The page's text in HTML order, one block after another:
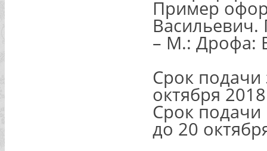
Пример
Васильевич.
– М.: Дрофа:
Срок подачи
октября
Срок подачи
до 20